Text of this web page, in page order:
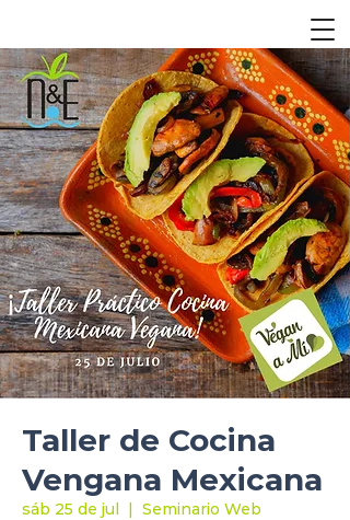
Taller de Cocina
Vengana Mexicana
sáb 25 de jul
  |
Seminario Web